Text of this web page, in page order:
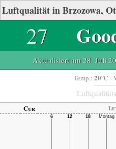
27
Aktualisiert am 28. Juli
Temp.: 20°C -
Cur